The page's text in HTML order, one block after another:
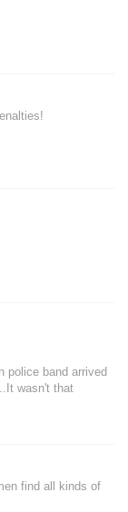
police band arrived
wasn't that
find all kinds of